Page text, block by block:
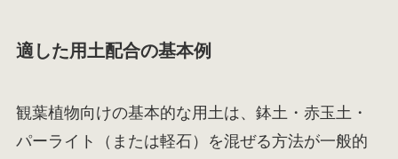
適した用土配合の基本例
観葉植物向けの基本的な用土は、鉢土・赤玉土・
パーライト（または軽石）を混ぜる方法が一般的